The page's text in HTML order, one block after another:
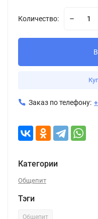
Количество:
Заказ по телефону:
Категории
Общепит
Тэги
Общепит